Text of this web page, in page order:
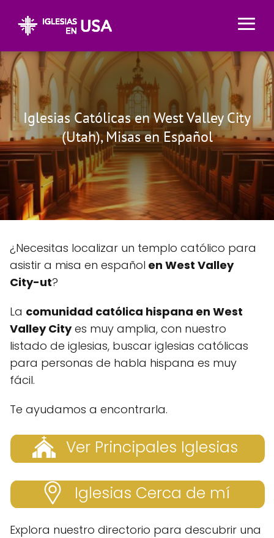
Iglesias Católicas en West Valley City
(Utah), Misas en Español
¿Necesitas localizar un templo católico para
asistir a misa en español en West Valley
City-ut?
La comunidad católica hispana en West
Valley Cityes muy amplia, con nuestro
listado de iglesias, buscar iglesias católicas
para personas de habla hispana es muy
fácil.
Te ayudamos a encontrarla.
Ver Principales Iglesias
Iglesias Cerca de mí
Explora nuestro directorio para descubrir una